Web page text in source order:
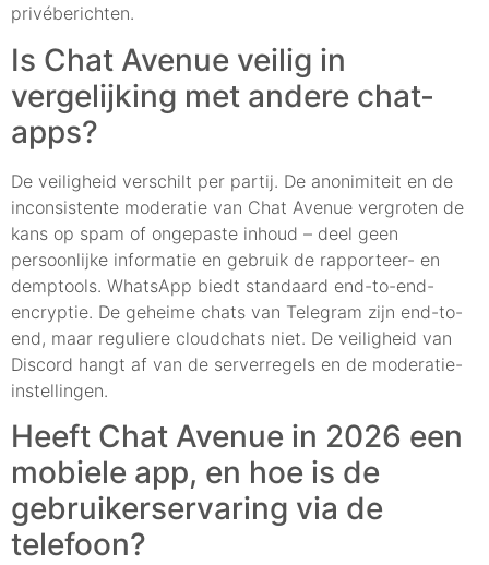
privéberichten.
Is Chat Avenue veilig in
vergelijking met andere chat-
apps?
De veiligheid verschilt per partij. De anonimiteit en de
inconsistente moderatie van Chat Avenue vergroten de
kans op spam of ongepaste inhoud – deel geen
persoonlijke informatie en gebruik de rapporteer- en
demptools. WhatsApp biedt standaard end-to-end-
encryptie. De geheime chats van Telegram zijn end-to-
end, maar reguliere cloudchats niet. De veiligheid van
Discord hangt af van de serverregels en de moderatie-
instellingen.
Heeft Chat Avenue in 2026 een
mobiele app, en hoe is de
gebruikerservaring via de
telefoon?